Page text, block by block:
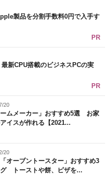
製品を分割手数料0円で入手す
PR
新CPU搭載のビジネスPCの実
PR
20
ームメーカー」おすすめ5選 お家
イスが作れる【2021...
20
オーブントースター」おすすめ3
トーストや餅、ピザを...